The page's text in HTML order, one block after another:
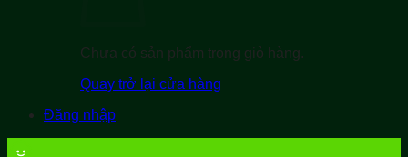
Chưa có sản phẩm trong giỏ hàng.
Quay trở lại cửa hàng
Đăng nhập